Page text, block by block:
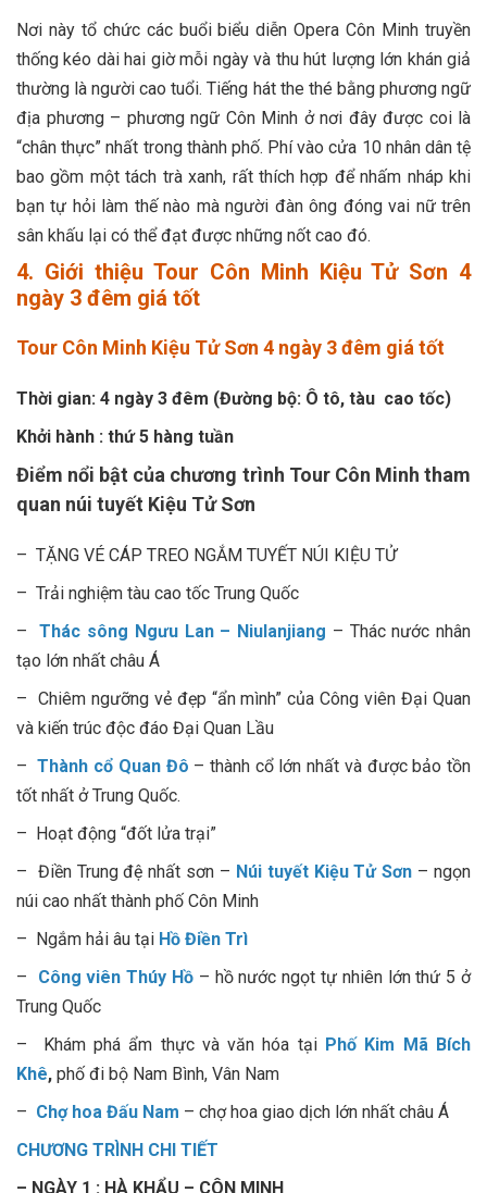
Nơi này tổ chức các buổi biểu diễn Opera Côn Minh truyền
thống kéo dài hai giờ mỗi ngày và thu hút lượng lớn khán giả
thường là người cao tuổi. Tiếng hát the thé bằng phương ngữ
địa phương – phương ngữ Côn Minh ở nơi đây được coi là
“chân thực” nhất trong thành phố. Phí vào cửa 10 nhân dân tệ
bao gồm một tách trà xanh, rất thích hợp để nhấm nháp khi
bạn tự hỏi làm thế nào mà người đàn ông đóng vai nữ trên
sân khấu lại có thể đạt được những nốt cao đó.
4. Giới thiệu Tour Côn Minh Kiệu Tử Sơn 4
ngày 3 đêm giá tốt
Tour Côn Minh Kiệu Tử Sơn 4 ngày 3 đêm giá tốt
Thời gian: 4 ngày 3 đêm (Đường bộ: Ô tô, tàu cao tốc)
Khởi hành : thứ 5 hàng tuần
Điểm nổi bật của chương trình Tour Côn Minh tham
quan núi tuyết Kiệu Tử Sơn
– TẶNG VÉ CÁP TREO NGẮM TUYẾT NÚI KIỆU TỬ
– Trải nghiệm tàu cao tốc Trung Quốc
–Thác sông Ngưu Lan – Niulanjiang – Thác nước nhân
tạo lớn nhất châu Á
– Chiêm ngưỡng vẻ đẹp “ẩn mình” của Công viên Đại Quan
và kiến trúc độc đáo Đại Quan Lầu
–Thành cổ Quan Đô – thành cổ lớn nhất và được bảo tồn
tốt nhất ở Trung Quốc.
– Hoạt động “đốt lửa trại”
– Điền Trung đệ nhất sơn – Núi tuyết Kiệu Tử Sơn – ngọn
núi cao nhất thành phố Côn Minh
– Ngắm hải âu tại Hồ Điền Trì
– Công viên Thúy Hồ – hồ nước ngọt tự nhiên lớn thứ 5 ở
Trung Quốc
– Khám phá ẩm thực và văn hóa tại Phố Kim Mã Bích
Khê, phố đi bộ Nam Bình, Vân Nam
– Chợ hoa Đấu Nam – chợ hoa giao dịch lớn nhất châu Á
CHƯƠNG TRÌNH CHI TIẾT
– NGÀY 1 : HÀ KHẨU – CÔN MINH